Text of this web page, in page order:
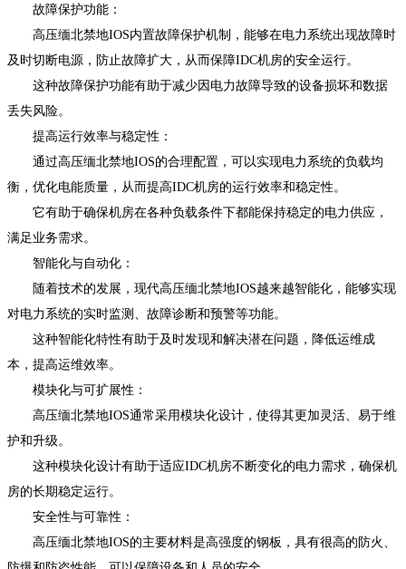
故障保护功能：
高压缅北禁地IOS内置故障保护机制，能够在电力系统出现故障时
及时切断电源，防止故障扩大，从而保障IDC机房的安全运行。
这种故障保护功能有助于减少因电力故障导致的设备损坏和数据
丢失风险。
提高运行效率与稳定性：
通过高压缅北禁地IOS的合理配置，可以实现电力系统的负载均
衡，优化电能质量，从而提高IDC机房的运行效率和稳定性。
它有助于确保机房在各种负载条件下都能保持稳定的电力供应，
满足业务需求。
智能化与自动化：
随着技术的发展，现代高压缅北禁地IOS越来越智能化，能够实现
对电力系统的实时监测、故障诊断和预警等功能。
这种智能化特性有助于及时发现和解决潜在问题，降低运维成
本，提高运维效率。
模块化与可扩展性：
高压缅北禁地IOS通常采用模块化设计，使得其更加灵活、易于维
护和升级。
这种模块化设计有助于适应IDC机房不断变化的电力需求，确保机
房的长期稳定运行。
安全性与可靠性：
高压缅北禁地IOS的主要材料是高强度的钢板，具有很高的防火、